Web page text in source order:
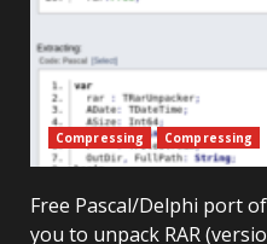
Compressing Compressing
Free Pascal/Delphi port
you to unpack RAR